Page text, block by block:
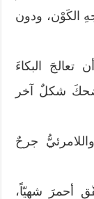
الكَوْن، ودون
البكاءَ
شكلٌ آخر
جرحٌ
أحمرَ شهيّاً،